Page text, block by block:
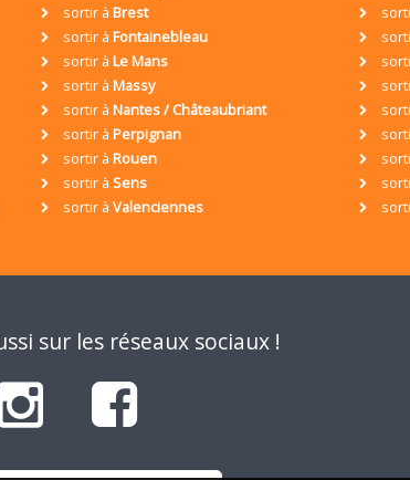
sortir à Brest
sortir à Fontainebleau
sortir à Le Mans
sortir à Massy
sortir à Nantes / Châteaubriant
sortir à Perpignan
sortir à Rouen
sortir à Sens
sortir à Valenciennes
sur les réseaux sociaux !